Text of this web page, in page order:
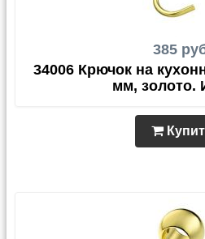
385
34006 Крючок на
мм, золото.